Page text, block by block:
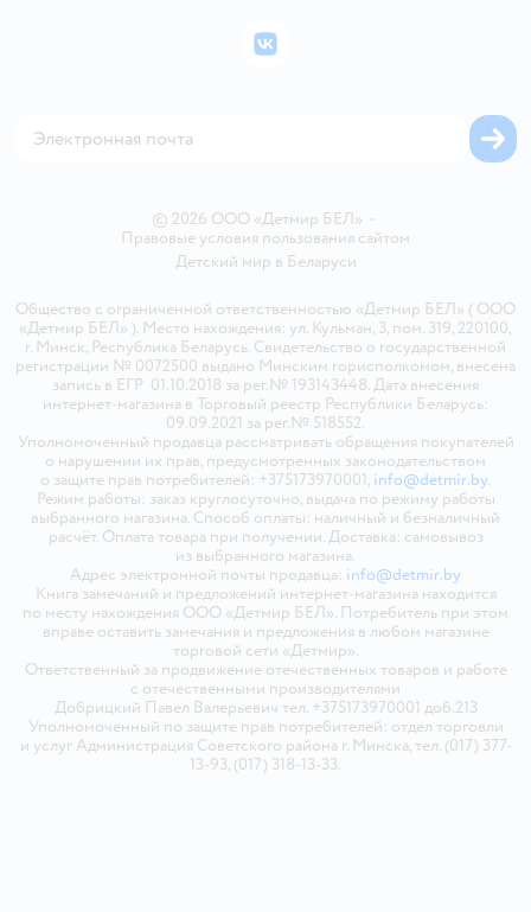
Политика использования файлов cookie
Бонусные карты
© 2026 ООО «Детмир БЕЛ» •
Правовые условия пользования сайтом
Детский мир в Беларуси
Общество с ограниченной ответственностью «Детмир БЕЛ» ( ООО
«Детмир БЕЛ» ). Место нахождения: ул. Кульман, 3, пом. 319, 220100,
г. Минск, Республика Беларусь. Свидетельство о государственной
регистрации № 0072500 выдано Минским горисполкомом, внесена
запись в ЕГР 01.10.2018 за рег.№ 193143448. Дата внесения
интернет-магазина в Торговый реестр Республики Беларусь:
09.09.2021 за рег.№ 518552.
Уполномоченный продавца рассматривать обращения покупателей
о нарушении их прав, предусмотренных законодательством
о защите прав потребителей: +375173970001, info@detmir.by.
Режим работы: заказ круглосуточно, выдача по режиму работы
выбранного магазина. Способ оплаты: наличный и безналичный
расчёт. Оплата товара при получении. Доставка: самовывоз
из выбранного магазина.
Адрес электронной почты продавца: info@detmir.by
Книга замечаний и предложений интернет-магазина находится
по месту нахождения ООО «Детмир БЕЛ». Потребитель при этом
вправе оставить замечания и предложения в любом магазине
торговой сети «Детмир».
Ответственный за продвижение отечественных товаров и работе
с отечественными производителями
Добрицкий Павел Валерьевич тел. +375173970001 доб.213
Уполномоченный по защите прав потребителей: отдел торговли
и услуг Администрация Советского района г. Минска, тел. (017) 377-
13-93, (017) 318-13-33.
ВКонтакте